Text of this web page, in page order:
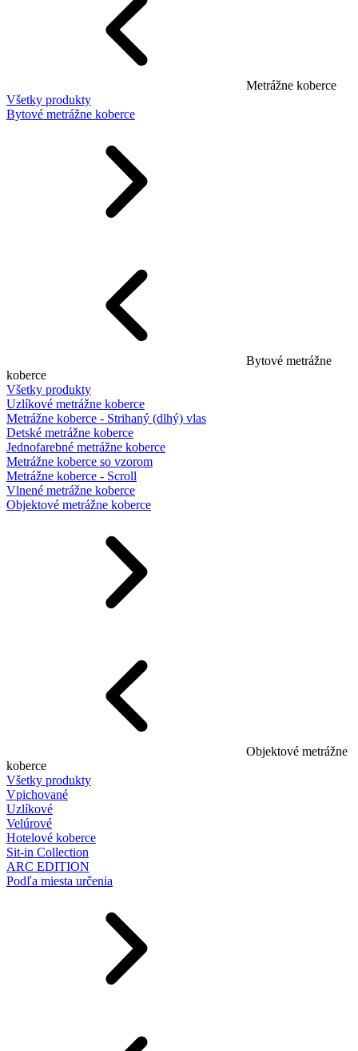
Metrážne koberce
Všetky produkty
Bytové metrážne koberce
Bytové metrážne
koberce
Všetky produkty
Uzlíkové metrážne koberce
Metrážne koberce - Strihaný (dlhý) vlas
Detské metrážne koberce
Jednofarebné metrážne koberce
Metrážne koberce so vzorom
Metrážne koberce - Scroll
Vlnené metrážne koberce
Objektové metrážne koberce
Objektové metrážne
koberce
Všetky produkty
Vpichované
Uzlíkové
Velúrové
Hotelové koberce
Sit-in Collection
ARC EDITION
Podľa miesta určenia